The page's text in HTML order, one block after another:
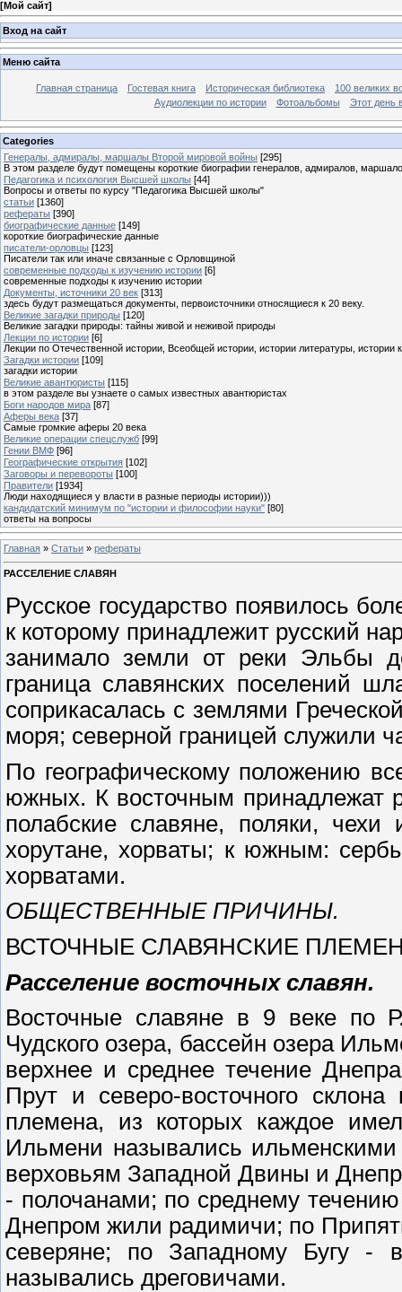
[Мой сайт]
Вход на сайт
Меню сайта
Главная страница Гостевая книга Историческая библиотека
100 великих
Аудиолекции по истории
Фотоальбомы Этот день
Categories
Генералы, адмиралы, маршалы Второй мировой войны [295]
В этом разделе будут помещены короткие биографии генералов, адмиралов,
Педагогика и психология Высшей школы [44]
Вопросы и ответы по курсу "Педагогика Высшей школы"
статьи [1360]
рефераты [390]
биографические данные [149]
короткие биографические данные
писатели-орловцы [123]
Писатели так или иначе связанные с Орловщиной
современные подходы к изучению истории [6]
современные подходы к изучению истории
Документы, источники 20 век [313]
здесь будут размещаться документы, первоисточники относящиеся к 20 веку.
Великие загадки природы [120]
Великие загадки природы: тайны живой и неживой природы
Лекции по истории [6]
Лекции по Отечественной истории, Всеобщей истории, истории литературы, истории
Загадки истории [109]
загадки истории
Великие авантюристы [115]
в этом разделе вы узнаете о самых известных авантюристах
Боги народов мира [87]
Аферы века [37]
Самые громкие аферы 20 века
Великие операции спецслужб [99]
Гении ВМФ [96]
Географические открытия [102]
Заговоры и перевороты [100]
Правители [1934]
Люди находящиеся у власти в разные периоды истории)))
кандидатский минимум по "истории и философии науки" [80]
ответы на вопросы
Главная » Статьи » рефераты
РАССЕЛЕНИЕ СЛАВЯН
Русское государство появилось
к которому принадлежит русский
занимало земли от реки Эльбы
граница славянских поселений
соприкасалась с землями
моря; северной границей служили
По географическому положению
южных. К восточным принадлежат
полабские славяне, поляки,
хорутане, хорваты; к южным:
хорватами.
ОБЩЕСТВЕННЫЕ ПРИЧИНЫ.
ВСТОЧНЫЕ СЛАВЯНСКИЕ
Расселение восточных славян.
Восточные славяне в 9 веке по
Чудского озера, бассейн озера
верхнее и среднее течение
Прут и северо-восточного
племена, из которых каждое
Ильмени назывались
верховьям Западной Двины и
- полочанами; по среднему
Днепром жили радимичи; по
северяне; по Западному Бугу
назывались дреговичами.